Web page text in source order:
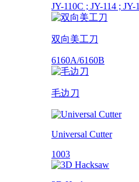
JY-110C ; JY-114 ; JY-
双向美工刀
6160A/6160B
毛边刀
Universal Cutter
1003